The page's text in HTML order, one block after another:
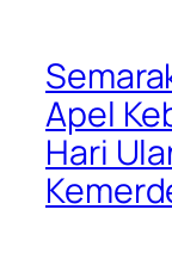
Apel
Hari